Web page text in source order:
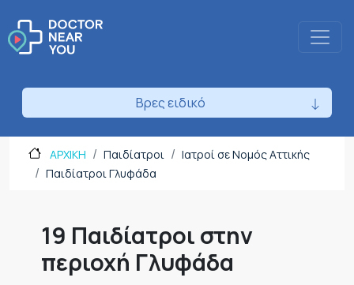
Βρες ειδικό
ΑΡΧΙΚΗ Παιδίατροι
Ιατροί σε Νομός Αττικής
Παιδίατροι Γλυφάδα
19 Παιδίατροι στην
περιοχή Γλυφάδα